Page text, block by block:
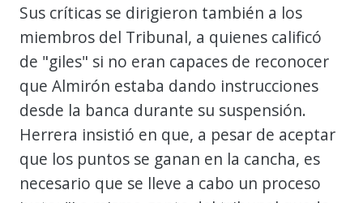
Sus críticas se dirigieron también a los
miembros del Tribunal, a quienes calificó
de "giles" si no eran capaces de reconocer
que Almirón estaba dando instrucciones
desde la banca durante su suspensión.
Herrera insistió en que, a pesar de aceptar
que los puntos se ganan en la cancha, es
necesario que se lleve a cabo un proceso